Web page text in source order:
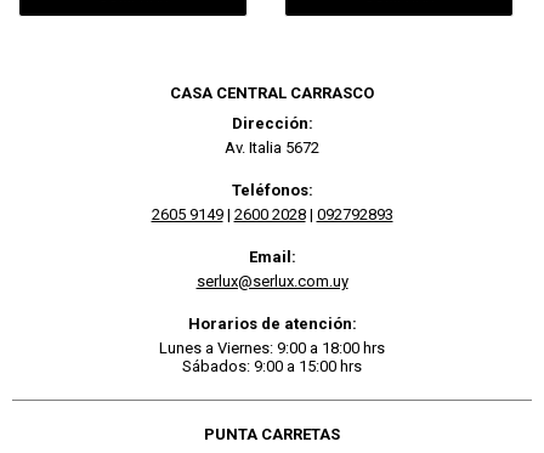
CASA CENTRAL CARRASCO
Dirección:
Av. Italia 5672
Teléfonos:
2605 9149| 2600 2028| 092792893
Email:
serlux@serlux.com.uy
Horarios de atención:
Lunes a Viernes: 9:00 a 18:00 hrs
Sábados: 9:00 a 15:00 hrs
PUNTA CARRETAS